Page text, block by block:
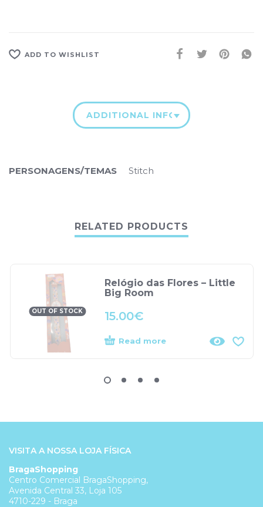
ADD TO WISHLIST
ADDITIONAL INFORMATION
PERSONAGENS/TEMAS Stitch
RELATED PRODUCTS
OUT OF STOCK
Relógio das Flores – Little
Big Room
15.00€
Read more
VISITA A NOSSA LOJA FÍSICA
BragaShopping
Centro Comercial BragaShopping,
Avenida Central 33, Loja 105
4710-229 - Braga